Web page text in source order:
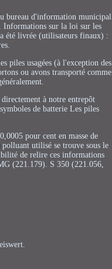
bureau d'information municipal
Informations sur la loi sur les
été livrée (utilisateurs finaux) :
piles usagées (à l'exception des
ou avons transporté comme
à notre entrepôt
de batterie Les piles
pour cent en masse de
utilisé se trouve sous le
de relire ces informations
(221.179). S 350 (221.056,